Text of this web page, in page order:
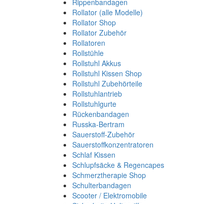
Rippenbandagen
Rollator (alle Modelle)
Rollator Shop
Rollator Zubehör
Rollatoren
Rollstühle
Rollstuhl Akkus
Rollstuhl Kissen Shop
Rollstuhl Zubehörteile
Rollstuhlantrieb
Rollstuhlgurte
Rückenbandagen
Russka-Bertram
Sauerstoff-Zubehör
Sauerstoffkonzentratoren
Schlaf Kissen
Schlupfsäcke & Regencapes
Schmerztherapie Shop
Schulterbandagen
Scooter / Elektromobile